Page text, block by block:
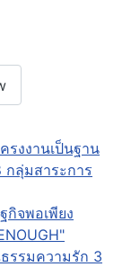
รงงานเป็นฐาน
กลุ่มสาระการ
จพอเพียง
รรมความรัก 3